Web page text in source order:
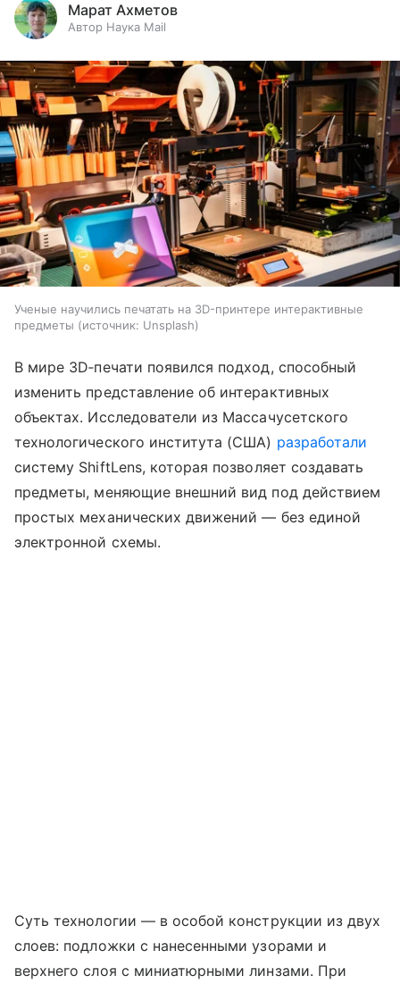
Марат Ахметов
Автор Наука Mail
Ученые научились печатать на 3D-принтере интерактивные
предметы
источник: Unsplash
В мире 3D‑печати появился подход, способный
изменить представление об интерактивных
объектах. Исследователи из Массачусетского
технологического института (США) разработали
систему ShiftLens, которая позволяет создавать
предметы, меняющие внешний вид под действием
простых механических движений — без единой
электронной схемы.
Суть технологии — в особой конструкции из двух
слоев: подложки с нанесенными узорами и
верхнего слоя с миниатюрными линзами. При